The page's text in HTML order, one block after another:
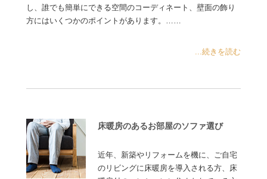
し、誰でも簡単にできる空間のコーディネート、壁面の飾り
方にはいくつかのポイントがあります。……
...続きを読む
床暖房のあるお部屋のソファ選び
近年、新築やリフォームを機に、ご自宅
のリビングに床暖房を導入される方、床